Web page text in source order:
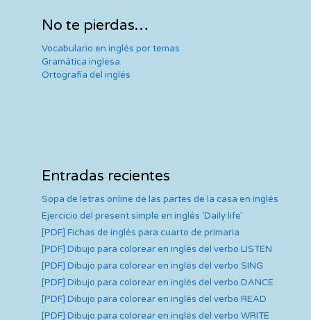
No te pierdas…
Vocabulario en inglés por temas
Gramática inglesa
Ortografía del inglés
Entradas recientes
Sopa de letras online de las partes de la casa en inglés
Ejercicio del present simple en inglés ‘Daily life’
[PDF] Fichas de inglés para cuarto de primaria
[PDF] Dibujo para colorear en inglés del verbo LISTEN
[PDF] Dibujo para colorear en inglés del verbo SING
[PDF] Dibujo para colorear en inglés del verbo DANCE
[PDF] Dibujo para colorear en inglés del verbo READ
[PDF] Dibujo para colorear en inglés del verbo WRITE